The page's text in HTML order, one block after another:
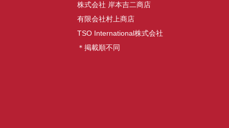
株式会社 岸本吉二商店
有限会社村上商店
TSO International株式会社
＊掲載順不同